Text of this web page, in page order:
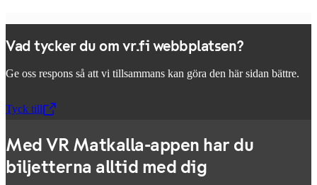
Vad tycker du om vr.fi webbplatsen?
Ge oss respons så att vi tillsammans kan göra den här sidan bättre.
Tyck till
,Öppnas i en ny flik
Med VR Matkalla-appen har du
biljetterna alltid med dig